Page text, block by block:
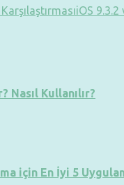
iOS 9.3.2
Nasıl Kullanılır?
için En İyi 5